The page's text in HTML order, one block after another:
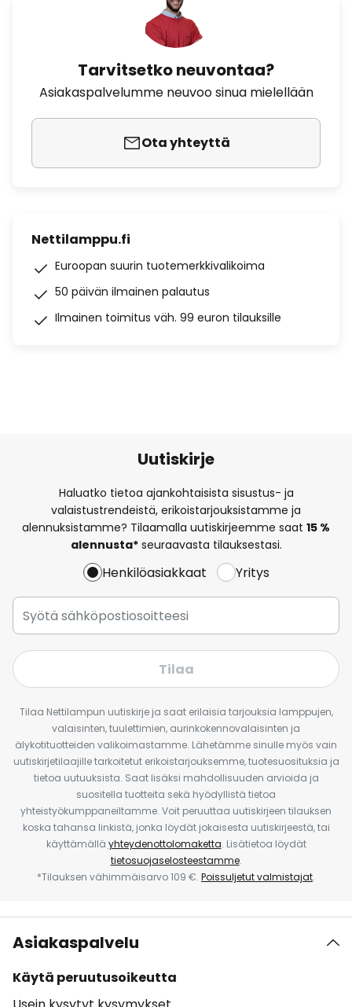
Tarvitsetko neuvontaa?
Asiakaspalvelumme neuvoo sinua mielellään
Ota yhteyttä
Nettilamppu.fi
Euroopan suurin tuotemerkkivalikoima
50 päivän ilmainen palautus
Ilmainen toimitus väh. 99 euron tilauksille
Uutiskirje
Haluatko tietoa ajankohtaisista sisustus- ja
valaistustrendeistä, erikoistarjouksistamme ja
alennuksistamme? Tilaamalla uutiskirjeemme saat 15 %
alennusta*seuraavasta tilauksestasi.
Henkilöasiakkaat Yritys
Tilaa
Tilaa Nettilampun uutiskirje ja saat erilaisia tarjouksia lamppujen,
valaisinten, tuulettimien, aurinkokennovalaisinten ja
älykotituotteiden valikoimastamme. Lähetämme sinulle myös vain
uutiskirjetilaajille tarkoitetut erikoistarjouksemme, tuotesuosituksia ja
tietoa uutuuksista. Saat lisäksi mahdollisuuden arvioida ja
suositella tuotteita sekä hyödyllistä tietoa
yhteistyökumppaneiltamme. Voit peruuttaa uutiskirjeen tilauksen
koska tahansa linkistä, jonka löydät jokaisesta uutiskirjeestä, tai
käyttämällä yhteydenottolomaketta. Lisätietoa löydät
tietosuojaselosteestamme.
*Tilauksen vähimmäisarvo 109 €. Poissuljetut valmistajat.
Asiakaspalvelu
Käytä peruutusoikeutta